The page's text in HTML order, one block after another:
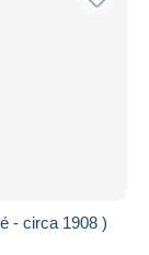
- circa 1908 )